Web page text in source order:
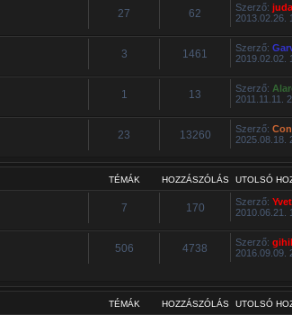
27 62 Szerző:
2013.02.26.
3 1461 Szerző:
2019.02.02.
1 13 Szerző:
2011.11.11.
23 13260 Szerző:
2025.08.18.
TÉMÁK HOZZÁSZÓLÁS UTOLSÓ
7 170 Szerző:
2010.06.21.
506 4738 Szerző:
2016.09.09.
TÉMÁK HOZZÁSZÓLÁS UTOLSÓ